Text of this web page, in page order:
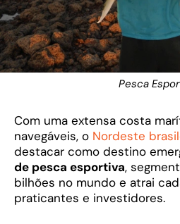
Pesca
Com uma extensa costa
navegáveis, o Nordeste
destacar como destino
de pesca esportiva,
bilhões no mundo e atrai
praticantes e investidores.